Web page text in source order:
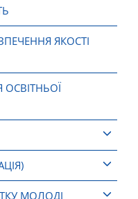
ЯКОСТІ
ОСВІТНЬОЇ
МОЛОДІ